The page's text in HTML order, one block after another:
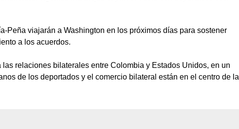
Peña viajarán a Washington en los próximos días para sostener
a los acuerdos.
relaciones bilaterales entre Colombia y Estados Unidos, en un
de los deportados y el comercio bilateral están en el centro de la